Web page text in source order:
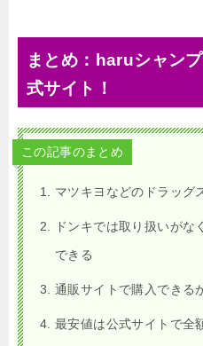
まとめ：haruシャン
式サイト！
この記事のまとめ
マツキヨなどのドラッグ
ドンキでは取り扱いがな
できる
通販サイトで購入できる
最安値は公式サイトで全